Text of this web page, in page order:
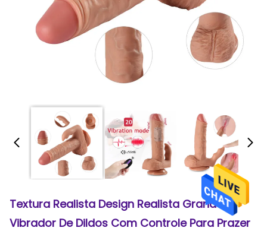
Textura Realista Design Realista Grande
Vibrador De Dildos Com Controle Para Prazer